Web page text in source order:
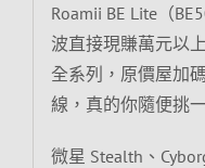
Roamii BE Lite（
波直接現賺萬元以
全系列，原價屋加
線，真的你隨便挑
微星 Stealth、